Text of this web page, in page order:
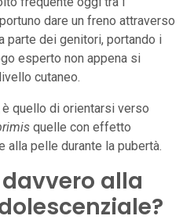
dare un freno attraverso
parte dei genitori, portando i
esperto non appena si
cutaneo.
quello di orientarsi verso
quelle con effetto
alla pelle durante la pubertà.
alla